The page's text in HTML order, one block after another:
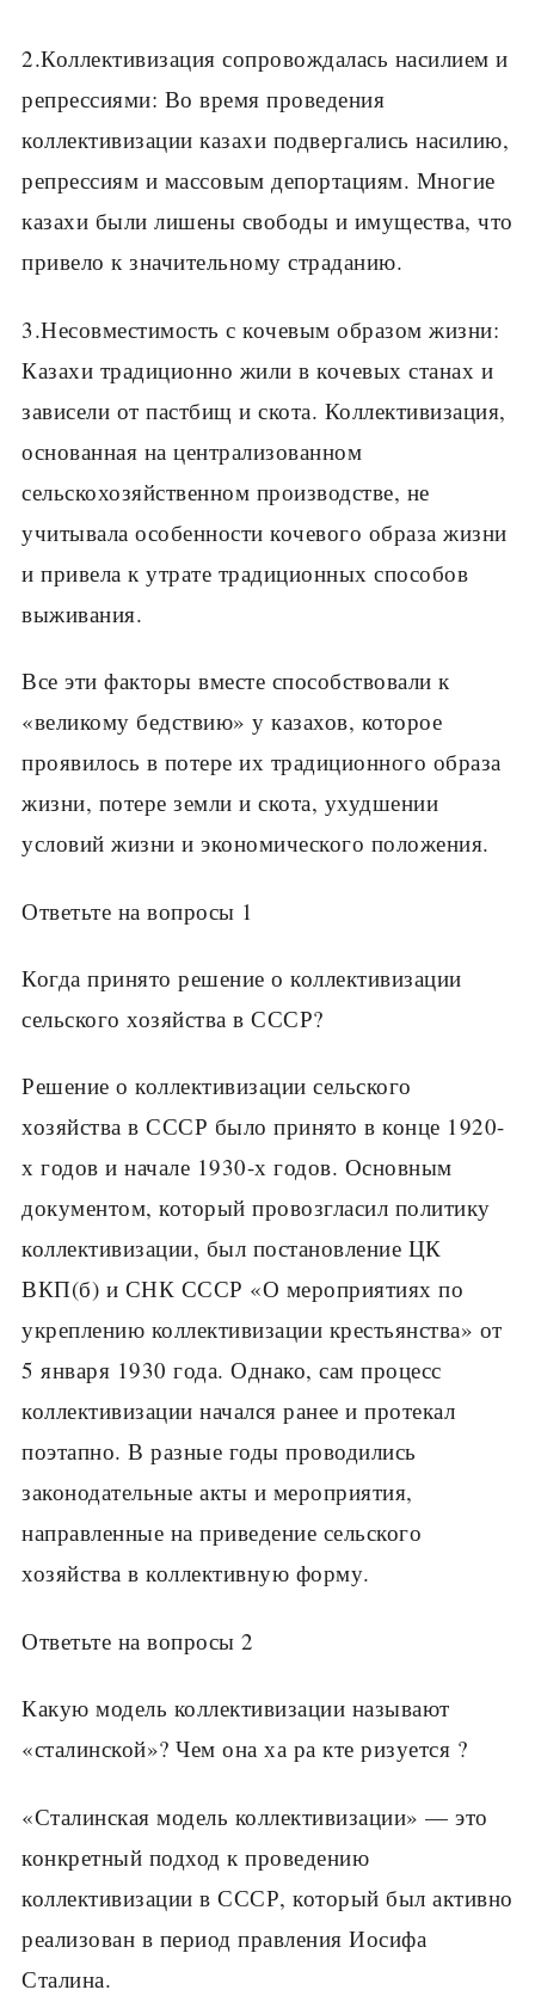
2.Коллективизация сопровождалась насилием и
репрессиями: Во время проведения
коллективизации казахи подвергались насилию,
репрессиям и массовым депортациям. Многие
казахи были лишены свободы и имущества, что
привело к значительному страданию.
3.Несовместимость с кочевым образом жизни:
Казахи традиционно жили в кочевых станах и
зависели от пастбищ и скота. Коллективизация,
основанная на централизованном
сельскохозяйственном производстве, не
учитывала особенности кочевого образа жизни
и привела к утрате традиционных способов
выживания.
Все эти факторы вместе способствовали к
«великому бедствию» у казахов, которое
проявилось в потере их традиционного образа
жизни, потере земли и скота, ухудшении
условий жизни и экономического положения.
Ответьте на вопросы 1
Когда принято решение о коллективизации
сельского хозяйства в СССР?
Решение о коллективизации сельского
хозяйства в СССР было принято в конце 1920-
х годов и начале 1930-х годов. Основным
документом, который провозгласил политику
коллективизации, был постановление ЦК
ВКП(б) и СНК СССР «О мероприятиях по
укреплению коллективизации крестьянства» от
5 января 1930 года. Однако, сам процесс
коллективизации начался ранее и протекал
поэтапно. В разные годы проводились
законодательные акты и мероприятия,
направленные на приведение сельского
хозяйства в коллективную форму.
Ответьте на вопросы 2
Какую модель коллективизации называют
«сталинской»? Чем она ха ра кте ризуется ?
«Сталинская модель коллективизации» — это
конкретный подход к проведению
коллективизации в СССР, который был активно
реализован в период правления Иосифа
Сталина.